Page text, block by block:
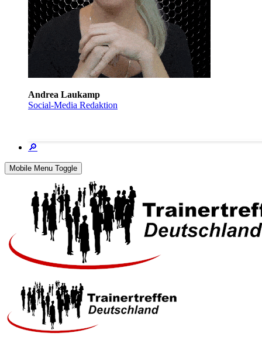
Andrea Laukamp
Social-Media Redaktion
🔎
Mobile Menu Toggle